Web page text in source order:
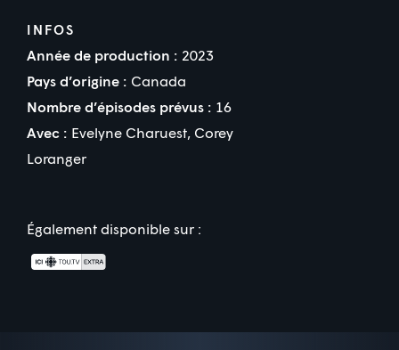
INFOS
Année de production : 2023
Pays d’origine : Canada
Nombre d’épisodes prévus : 16
Avec : Evelyne Charuest, Corey
Loranger
Également disponible sur :